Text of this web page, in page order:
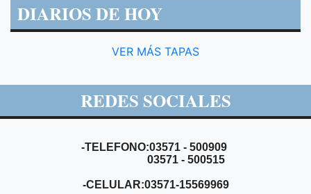
DIARIOS DE HOY
VER MÁS TAPAS
REDES SOCIALES
-TELEFONO:03571 - 500909
03571 - 500515
-CELULAR:03571-15569969